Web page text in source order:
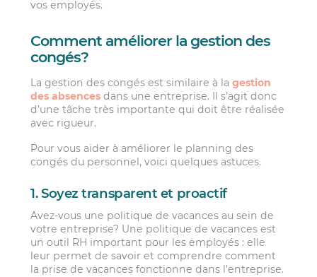
vos employés.
Comment améliorer la gestion des
congés?
La gestion des congés est similaire à lagestion
des absences dans une entreprise. Il s’agit donc
d’une tâche très importante qui doit être réalisée
avec rigueur.
Pour vous aider à améliorer le planning des
congés du personnel, voici quelques astuces.
1. Soyez transparent et proactif
Avez-vous une politique de vacances au sein de
votre entreprise? Une politique de vacances est
un outil RH important pour les employés : elle
leur permet de savoir et comprendre comment
la prise de vacances fonctionne dans l’entreprise.